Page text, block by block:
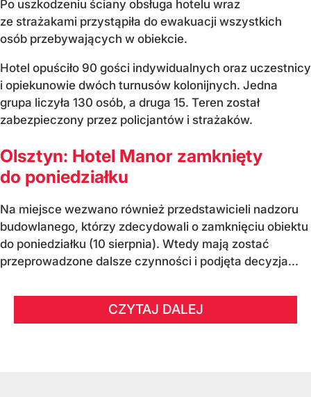
Po uszkodzeniu ściany obsługa hotelu wraz
ze strażakami przystąpiła do ewakuacji wszystkich
osób przebywających w obiekcie.
Hotel opuściło 90 gości indywidualnych oraz uczestnicy
i opiekunowie dwóch turnusów kolonijnych. Jedna
grupa liczyła 130 osób, a druga 15. Teren został
zabezpieczony przez policjantów i strażaków.
Olsztyn: Hotel Manor zamknięty
do poniedziałku
Na miejsce wezwano również przedstawicieli nadzoru
budowlanego, którzy zdecydowali o zamknięciu obiektu
do poniedziałku (10 sierpnia). Wtedy mają zostać
przeprowadzone dalsze czynności i podjęta decyzja...
CZYTAJ DALEJ